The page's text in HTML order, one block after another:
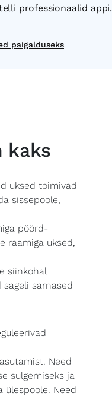
professionaalid appi.
paigalduseks
kaks
uksed toimivad
sissepoole,
pöörd-
raamiga uksed,
siinkohal
sarnased
Need
sulgemiseks ja
ülespoole. Need